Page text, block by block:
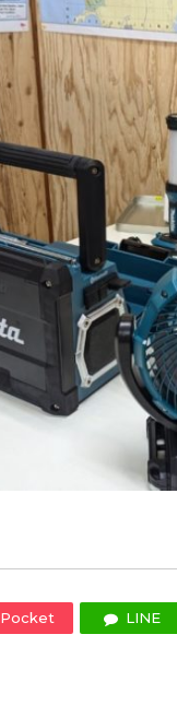
Pocket LINE